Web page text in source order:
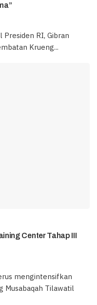
Presiden RI, Gibran
Krueng...
Center Tahap III
mengintensifkan
Musabaqah Tilawatil